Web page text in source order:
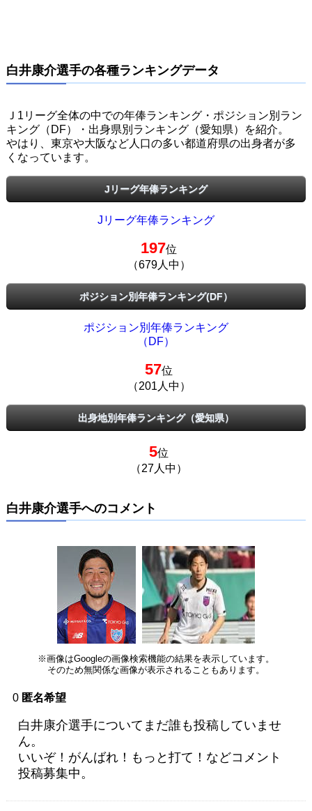
白井康介選手の各種ランキングデータ
Ｊ1リーグ全体の中での年俸ランキング・ポジション別ラン
キング（DF）・出身県別ランキング（愛知県）を紹介。
やはり、東京や大阪など人口の多い都道府県の出身者が多
くなっています。
Jリーグ年俸ランキング
Jリーグ年俸ランキング
197位
（679人中）
ポジション別年俸ランキング(DF）
ポジション別年俸ランキング
（DF）
57位
（201人中）
出身地別年俸ランキング（愛知県）
5位
（27人中）
白井康介選手へのコメント
※画像はGoogleの画像検索機能の結果を表示しています。
そのため無関係な画像が表示されることもあります。
0 匿名希望
白井康介選手についてまだ誰も投稿していませ
ん。
いいぞ！がんばれ！もっと打て！などコメント
投稿募集中。